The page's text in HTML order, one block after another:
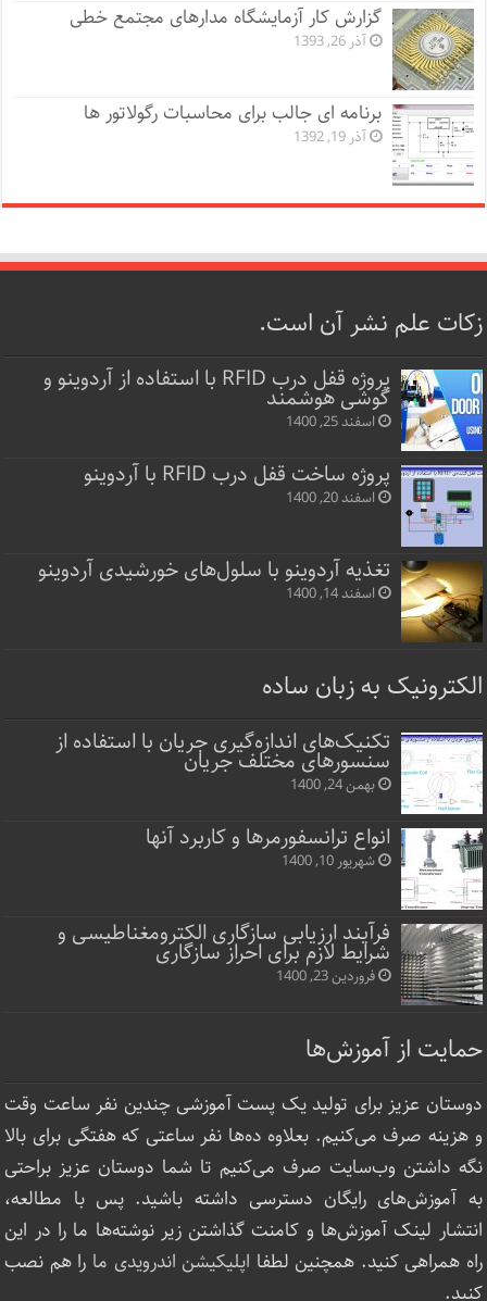
گزارش کار آزمایشگاه مدارهای مجتمع خطی
آذر 26, 1393
برنامه ای جالب برای محاسبات رگولاتور ها
آذر 19, 1392
زکات علم نشر آن است.
پروژه قفل‌ درب RFID با استفاده از آردوینو و
گوشی هوشمند
اسفند 25, 1400
پروژه ساخت قفل‌ درب RFID با آردوینو
اسفند 20, 1400
تغذیه آردوینو با سلول‌های خورشیدی آردوینو
اسفند 14, 1400
الکترونیک به زبان ساده
تکنیک‌های اندازه‌گیری جریان با استفاده از
سنسورهای مختلف جریان
بهمن 24, 1400
انواع ترانسفورمرها و کاربرد آنها
شهریور 10, 1400
فرآیند ارزیابی سازگاری الکترومغناطیسی و
شرایط لازم برای احراز سازگاری
فروردین 23, 1400
حمایت از آموزش‌ها
دوستان عزیز برای تولید یک پست آموزشی چندین نفر ساعت‌ وقت
و هزینه صرف می‌کنیم. بعلاوه ده‌ها نفر ساعتی که هفتگی برای بالا
نگه داشتن وب‌سایت صرف ‌می‌کنیم تا شما دوستان عزیز براحتی
به آموزش‌های رایگان دسترسی داشته باشید. پس با مطالعه،
انتشار لینک‌ آموزش‌ها و کامنت گذاشتن زیر نوشته‌‌ها ما را در این
راه همراهی کنید. همچنین لطفا اپلیکیشن اندرویدی ما را هم نصب
کنید.